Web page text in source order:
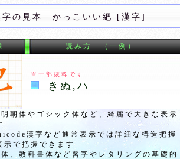
字の見本 かっこいい紦 [漢字]
読み方 （一例）
※一部抜粋です
きぬ,ハ
朝体やゴシック体など、綺麗で大きな表示
漢字など通常表示では詳細な構造把握
示で把握できます
、教科書体など習字やレタリングの基礎的